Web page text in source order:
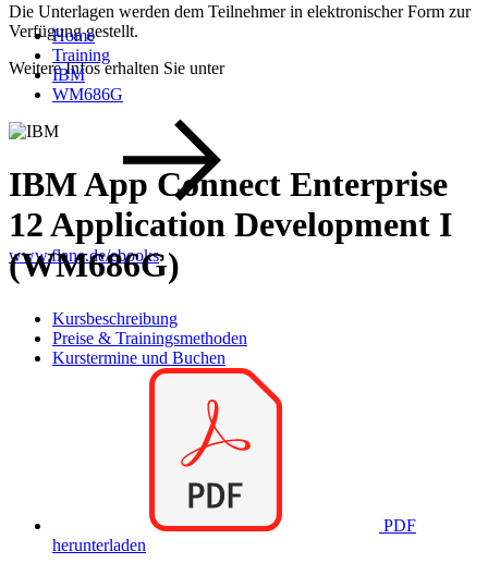
Die Unterlagen werden dem Teilnehmer in elektronischer Form zur
Verfügung gestellt.
Weitere Infos erhalten Sie unter
www.flane.de/ebooks.
Home
Training
IBM
WM686G
IBM App Connect Enterprise
12 Application Development I
(WM686G)
Kursbeschreibung
Preise & Trainingsmethoden
Kurstermine und Buchen
PDF
herunterladen